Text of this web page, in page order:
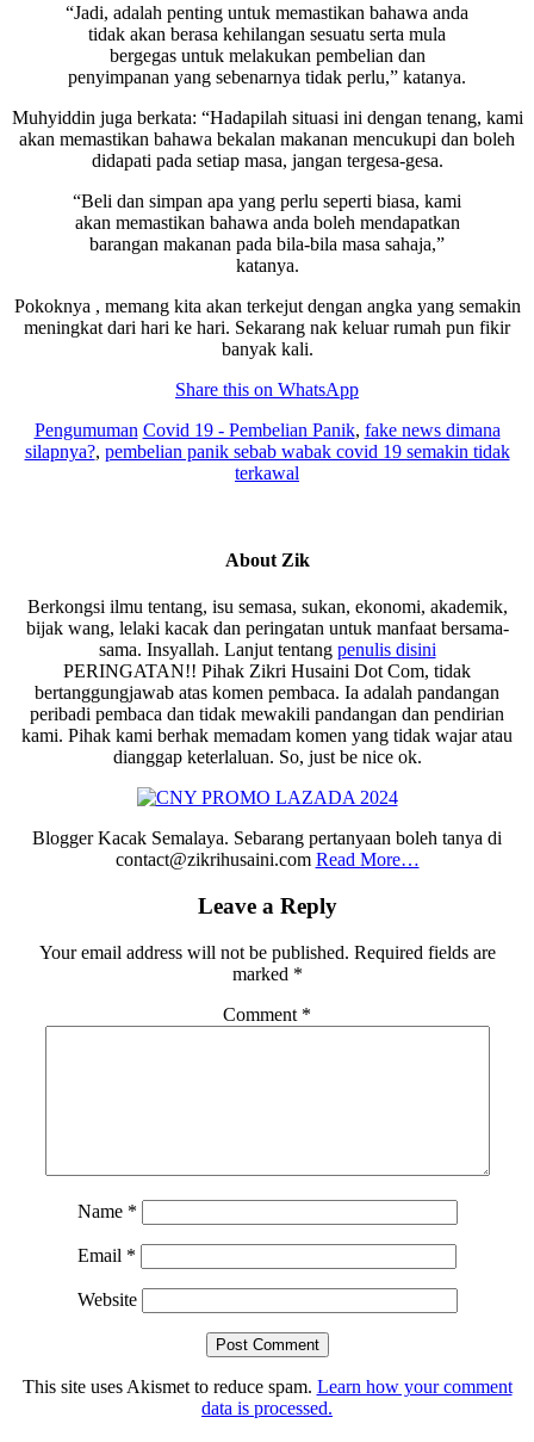
“Jadi, adalah penting untuk memastikan bahawa anda
tidak akan berasa kehilangan sesuatu serta mula
bergegas untuk melakukan pembelian dan
penyimpanan yang sebenarnya tidak perlu,” katanya.
Muhyiddin juga berkata: “Hadapilah situasi ini dengan tenang, kami
akan memastikan bahawa bekalan makanan mencukupi dan boleh
didapati pada setiap masa, jangan tergesa-gesa.
“Beli dan simpan apa yang perlu seperti biasa, kami
akan memastikan bahawa anda boleh mendapatkan
barangan makanan pada bila-bila masa sahaja,”
katanya.
Pokoknya , memang kita akan terkejut dengan angka yang semakin
meningkat dari hari ke hari. Sekarang nak keluar rumah pun fikir
banyak kali.
Share this on WhatsApp
Pengumuman Covid 19 - Pembelian Panik, fake news dimana
silapnya?, pembelian panik sebab wabak covid 19 semakin tidak
terkawal
About Zik
Berkongsi ilmu tentang, isu semasa, sukan, ekonomi, akademik,
bijak wang, lelaki kacak dan peringatan untuk manfaat bersama-
sama. Insyallah. Lanjut tentang penulis disini
PERINGATAN!! Pihak Zikri Husaini Dot Com, tidak
bertanggungjawab atas komen pembaca. Ia adalah pandangan
peribadi pembaca dan tidak mewakili pandangan dan pendirian
kami. Pihak kami berhak memadam komen yang tidak wajar atau
dianggap keterlaluan. So, just be nice ok.
Blogger Kacak Semalaya. Sebarang pertanyaan boleh tanya di
contact@zikrihusaini.com Read More…
Leave a Reply
Your email address will not be published. Required fields are
marked *
Comment *
Name *
Email *
Website
This site uses Akismet to reduce spam. Learn how your comment
data is processed.